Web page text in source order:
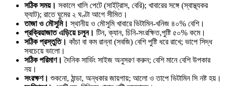
সঠিক সময়। সকালে খালি পেটে (সাইট্রাস, বেরি); খাবারের সঙ্গে (স্বাস্থ্যকর
ফ্যাট); রাতে ঘুমের ২ ঘণ্টা আগে সীমিত।
তাজা ও মৌসুমি। স্থানীয় ও মৌসুমি খাবারে ভিটামিন-খনিজ ৪০% বেশি।
প্রক্রিয়াজাত এড়িয়ে চলুন। টিন, ক্যান, চিনি-সংরক্ষিত,পুষ্টি ৫০% কমে।
সঠিক প্রস্তুতি। কাঁচা বা কম রান্না (সবজি) বেশি পুষ্টি ধরে রাখে; ভাপে সিদ্ধ
সবচেয়ে ভালো।
সঠিক পরিমাণ। দৈনিক সার্ভিং সাইজ অনুসরণ করুন; বেশি মানে বেশি উপকার
নয়।
সংরক্ষণ। শুকনো, ঠান্ডা, অন্ধকার জায়গায়; আলো ও তাপে ভিটামিন সি নষ্ট হয়।